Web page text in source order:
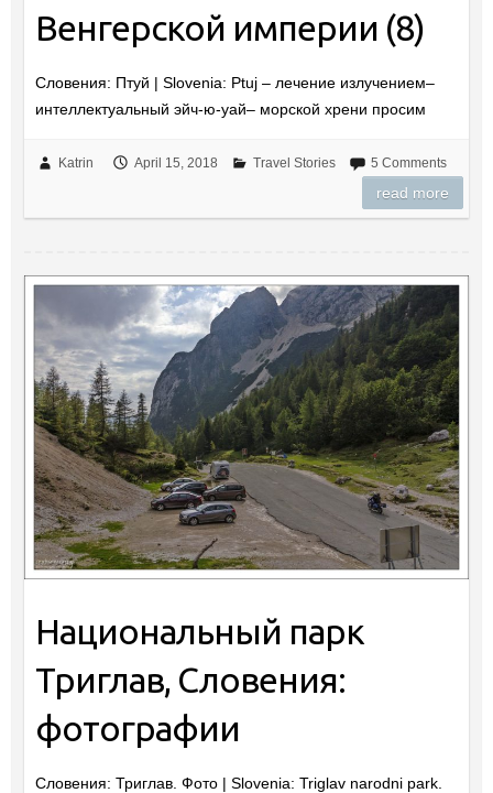
Венгерской империи (8)
Словения: Птуй | Slovenia: Ptuj – лечение излучением–
интеллектуальный эйч-ю-уай– морской хрени просим
Katrin April 15, 2018 Travel Stories 5 Comments
read more
Национальный парк
Триглав, Словения:
фотографии
Словения: Триглав. Фото | Slovenia: Triglav narodni park.